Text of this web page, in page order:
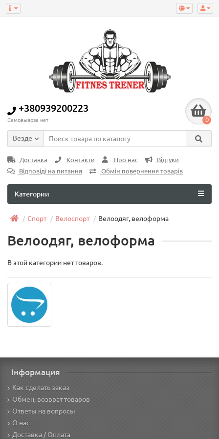
+380939200223
Самовывоза нет 0
Везде
Доставка Контакти Про нас
Відгуки
Відповіді на питання
Обмін повернення товарів
Категории
Спорт Велоспорт Велоодяг, велоформа
Велоодяг, велоформа
В этой категории нет товаров.
Інформация
Как сделать заказ
Обмен, возврат товаров
Ответы на вопросы
О нас
Доставка / Оплата